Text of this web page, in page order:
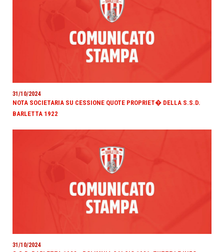
31/10/2024
NOTA SOCIETARIA SU CESSIONE QUOTE PROPRIET� DELLA S.S.D.
BARLETTA 1922
31/10/2024